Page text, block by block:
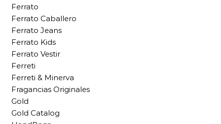
Ferrato
Ferrato Caballero
Ferrato Jeans
Ferrato Kids
Ferrato Vestir
Ferreti
Ferreti & Minerva
Fragancias Originales
Gold
Gold Catalog